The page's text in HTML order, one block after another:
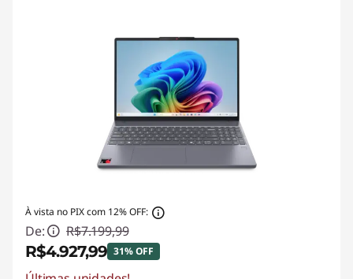
À vista no PIX com 12% OFF:
De: R$7.199,99
R$4.927,99 31% OFF